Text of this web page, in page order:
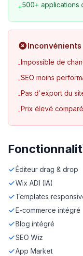
+500+ applications
Inconvénients
-Impossible de
-SEO moins
-Pas d'export du
-Prix élevé
Éditeur drag & drop
Wix ADI (IA)
Templates
E-commerce intégré
Blog intégré
SEO Wiz
App Market